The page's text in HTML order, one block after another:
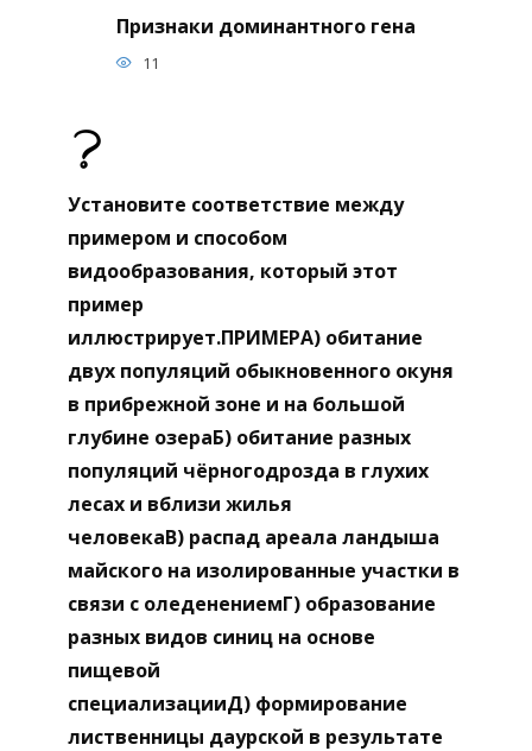
Признаки доминантного гена
11
Установите соответствие между
примером и способом
видообразования, который этот
пример
иллюстрирует.ПРИМЕРА) обитание
двух популяций обыкновенного окуня
в прибрежной зоне и на большой
глубине озераБ) обитание разных
популяций чёрногодрозда в глухих
лесах и вблизи жилья
человекаВ) распад ареала ландыша
майского на изолированные участки в
связи с оледенениемГ) образование
разных видов синиц на основе
пищевой
специализацииД) формирование
лиственницы даурской в результате